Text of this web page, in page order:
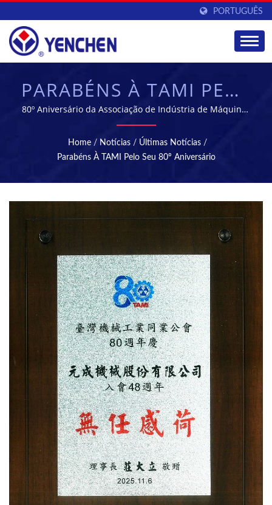
PORTUGUÊS
PARABÉNS À TAMI PELO
SEU 80º ANIVERSÁRIO |
MÁQUINAS DE
COMPRIMIDOS &
ESTERILIZAÇÃO -
EQUIPAMENTOS PARA
FABRICAÇÃO
FARMACÊUTICA |
YENCHEN
80º Aniversário da Associação de Indústria de Máquinas
de Taiwan | YENCHEN MACHINERY CO., LTD. tem se
especializado na fabricação de Máquinas
Farmacêuticas por 60 anos.
Home / Notícias / Últimas Notícias /
Parabéns À TAMI Pelo Seu 80º Aniversário